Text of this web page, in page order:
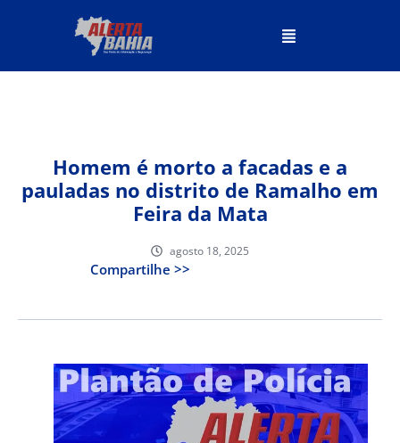
Homem é morto a facadas e a
pauladas no distrito de Ramalho em
Feira da Mata
agosto 18, 2025
Compartilhe >>